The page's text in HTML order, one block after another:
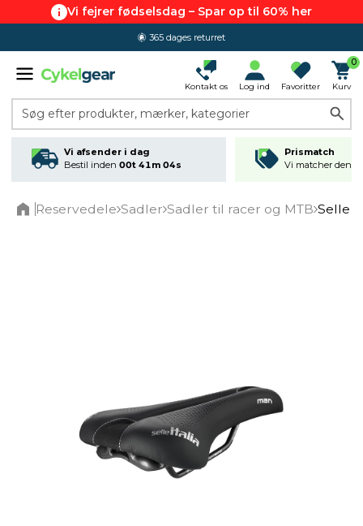
Vi fejrer fødselsdag – Spar op til 60% her
365 dages returret
Kontakt os Log ind Favoritter
0
Kurv
Søg efter produkter, mærker, kategorier
Vi afsender i dag
Bestil inden 00t 41m 03s
Prismatch
Vi matcher den
Reservedele Sadler Sadler til racer og MTB Selle